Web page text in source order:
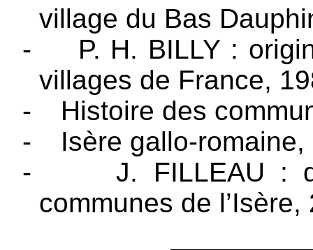
village du Bas
-
P. H. BILLY :
villages de France,
-
Histoire des
-
Isère gallo-
-
J. FILLEAU :
communes de